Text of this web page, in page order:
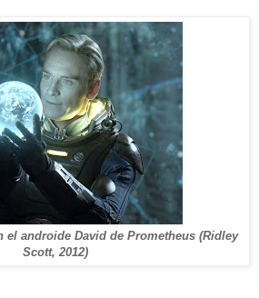
el androide David de Prometheus (Ridley
Scott, 2012)